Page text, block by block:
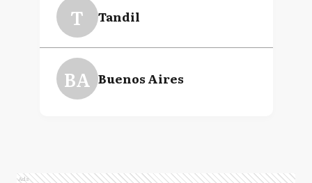
T Tandil
BA Buenos Aires
Ads